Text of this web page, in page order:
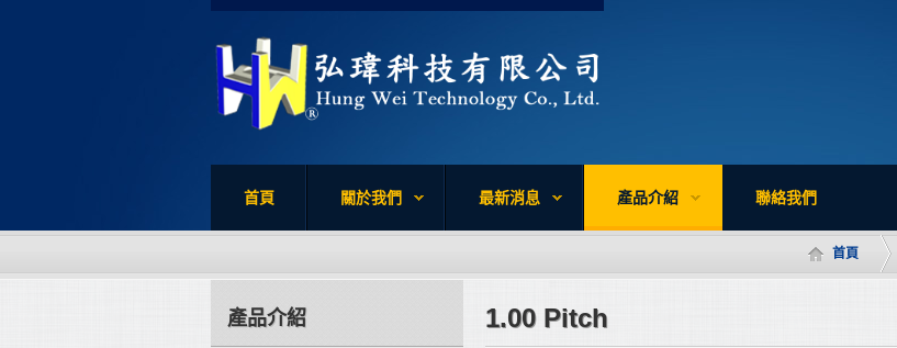
首頁 關於我們 最新消息 產品介紹 聯絡我們
首頁
產品介紹 1.00 Pitch